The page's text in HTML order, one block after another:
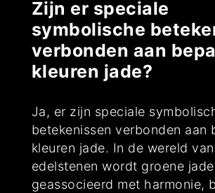
Zijn er speciale
symbolische
verbonden aan
kleuren jade?
Ja, er zijn speciale
betekenissen verbonden aan
kleuren jade. In de wereld van
edelstenen wordt groene
geassocieerd met harmonie,